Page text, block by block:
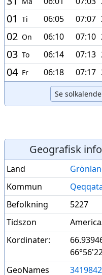
01 Ti 06:05 07:07
02 On 06:10 07:10
03 To 06:14 07:13
04 Fr 06:18 07:17
Se
Geografisk
Land
Kommun
Befolkning
5227
Tidszon
Kordinater:
GeoNames
3419842